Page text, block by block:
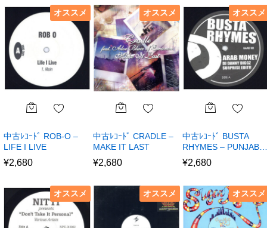
オススメ
中古ﾚｺｰﾄﾞ ROB-O –
LIFE I LIVE
¥2,680
オススメ
中古ﾚｺｰﾄﾞ CRADLE –
MAKE IT LAST
¥2,680
オススメ
中古ﾚｺｰﾄﾞ BUSTA
RHYMES – PUNJAB…
¥2,680
オススメ オススメ オススメ